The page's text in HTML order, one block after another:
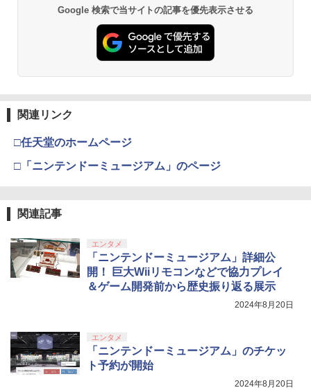
Google 検索で当サイトの記事を優先表示させる
関連リンク
□任天堂のホームページ
□「ニンテンドーミュージアム」のページ
関連記事
エンタメ
「ニンテンドーミュージアム」詳細公
開！ 巨大Wiiリモコンなどで協力プレイ
＆ゲーム開発前から歴史振り返る展示
2024年8月20日
エンタメ
「ニンテンドーミュージアム」のチケッ
ト予約が開始
2024年8月20日